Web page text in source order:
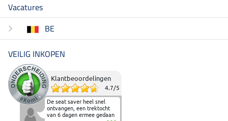
Vacatures
BE
VEILIG INKOPEN
Klantbeoordelingen
4.7/5
De seat saver heel snel
ontvangen, een trektocht
van 6 dagen ermee gedaan